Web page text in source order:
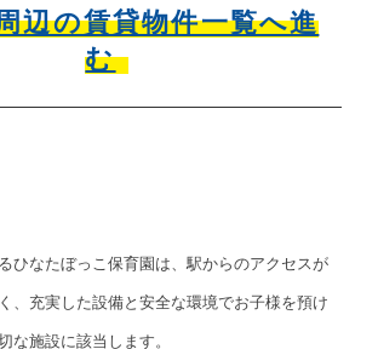
辺の賃貸物件一覧へ進
む
ひなたぼっこ保育園は、駅からのアクセスが
、充実した設備と安全な環境でお子様を預け
な施設に該当します。